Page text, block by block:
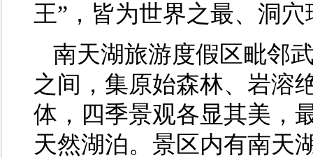
王”，皆为世界之最、洞穴
南天湖旅游度假区毗邻
之间，集原始森林、岩溶
体，四季景观各显其美，
天然湖泊。景区内有南天